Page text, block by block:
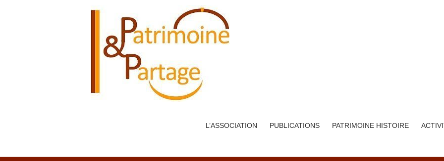
PATRIMOINE
PARTAGE
L’ASSOCIATION PUBLICATIONS PATRIMOINE HISTOIRE